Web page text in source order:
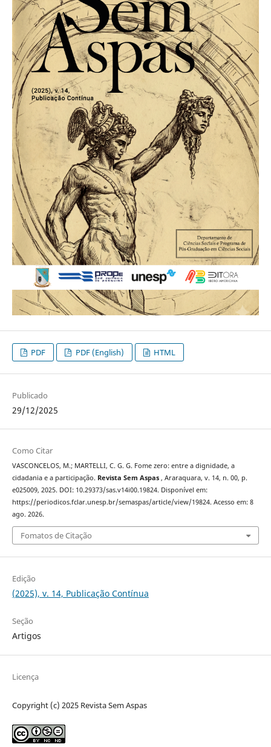
PDF PDF (English) HTML
Publicado
29/12/2025
Como Citar
VASCONCELOS, M.; MARTELLI, C. G. G. Fome zero: entre a dignidade, a
cidadania e a participação. Revista Sem Aspas , Araraquara, v. 14, n. 00, p.
e025009, 2025. DOI: 10.29373/sas.v14i00.19824. Disponível em:
https://periodicos.fclar.unesp.br/semaspas/article/view/19824. Acesso em: 8
ago. 2026.
Fomatos de Citação
Edição
(2025), v. 14, Publicação Contínua
Seção
Artigos
Licença
Copyright (c) 2025 Revista Sem Aspas